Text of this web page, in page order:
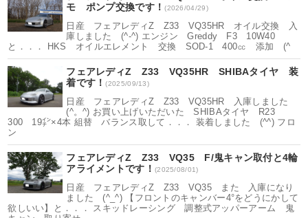
モ ポンプ交換です！(2026/04/29)
日産 フェアレディZ Z33 VQ35HR オイル交換 入
庫しました (^-^) エンジン Greddy F3 10W40
と．．． HKS オイルエレメント 交換 SOD-1 400㏄ 添加 (^
フェアレディZ Z33 VQ35HR SHIBAタイヤ 装
着です！(2025/09/13)
日産 フェアレディZ Z33 VQ35HR 入庫しました
(^。^) お買い上げいただいた SHIBAタイヤ R23
300 19㌅×4本 組替 バランス取して．．． 装着しました (^^) フロ
ン
フェアレディZ Z33 VQ35 F/鬼キャン取付と4輪
アライメントです！ (2025/08/01)
日産 フェアレディZ Z33 VQ35 また 入庫になり
ました (^_^) 【フロントのキャンバー4°をどうにかして
欲しいい】と．．． スキッドレーシング 調整式アッパーアーム 鬼